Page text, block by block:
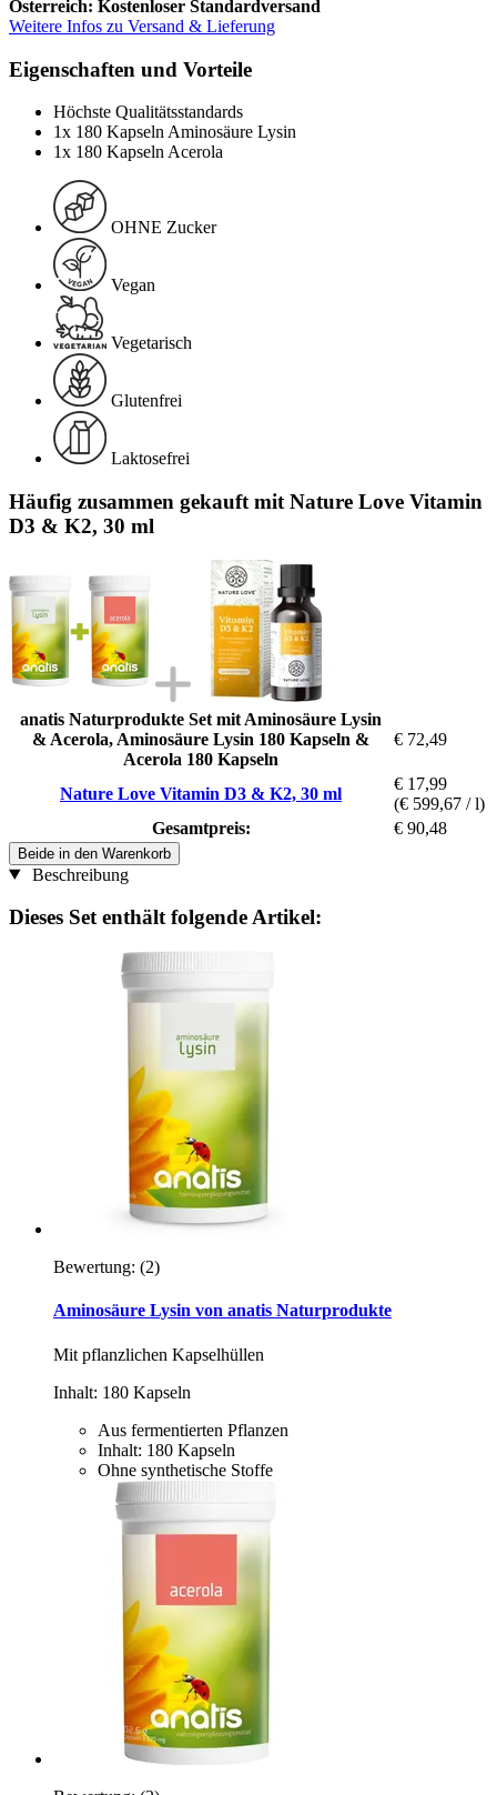
Österreich: Kostenloser Standardversand
Weitere Infos zu Versand & Lieferung
Eigenschaften und Vorteile
Höchste Qualitätsstandards
1x 180 Kapseln Aminosäure Lysin
1x 180 Kapseln Acerola
OHNE Zucker
Vegan
Vegetarisch
Glutenfrei
Laktosefrei
Häufig zusammen gekauft mit Nature Love Vitamin
D3 & K2, 30 ml
anatis Naturprodukte Set mit Aminosäure Lysin
& Acerola, Aminosäure Lysin 180 Kapseln &
Acerola 180 Kapseln
€ 72,49
Nature Love Vitamin D3 & K2, 30 ml
€ 17,99
(€ 599,67 / l)
Gesamtpreis:
€ 90,48
Beide in den Warenkorb
Beschreibung
Dieses Set enthält folgende Artikel:
Bewertung: (2)
Aminosäure Lysin von anatis Naturprodukte
Mit pflanzlichen Kapselhüllen
Inhalt: 180 Kapseln
Aus fermentierten Pflanzen
Inhalt: 180 Kapseln
Ohne synthetische Stoffe